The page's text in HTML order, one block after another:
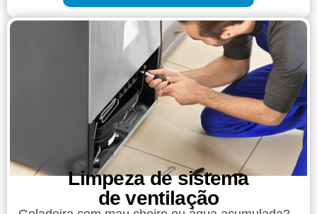
Limpeza de sistema
de ventilação